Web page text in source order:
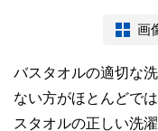
画
バスタオルの適切な
ない方がほとんどで
スタオルの正しい洗